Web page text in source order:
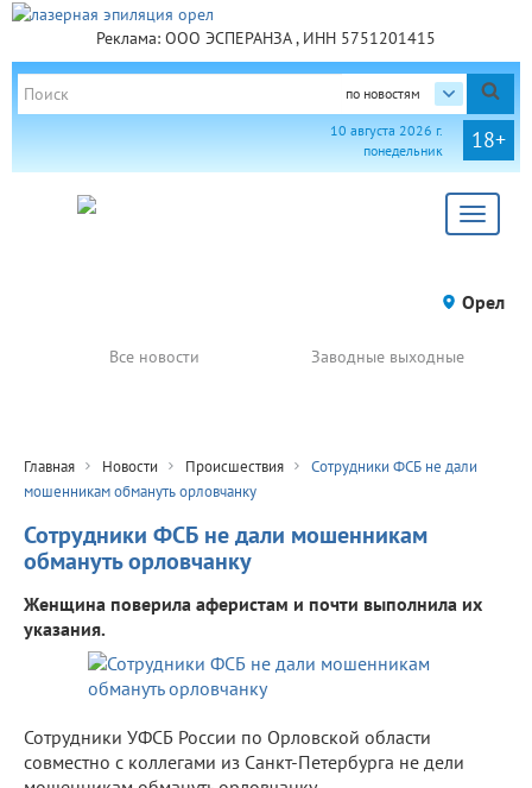
Реклама: ООО ЭСПЕРАНЗА , ИНН 5751201415
по новостям
18+
10 августа 2026 г.
понедельник
Toggle
Орел
Все новости Заводные выходные
Главная Новости Происшествия
Сотрудники ФСБ не дали
мошенникам обмануть орловчанку
Сотрудники ФСБ не дали мошенникам
обмануть орловчанку
Женщина поверила аферистам и почти выполнила их
указания.
Сотрудники УФСБ России по Орловской области
совместно с коллегами из Санкт-Петербурга не дели